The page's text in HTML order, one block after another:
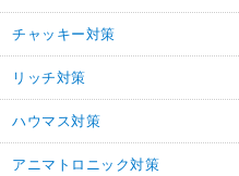
チャッキー対策
リッチ対策
ハウマス対策
アニマトロニック対策